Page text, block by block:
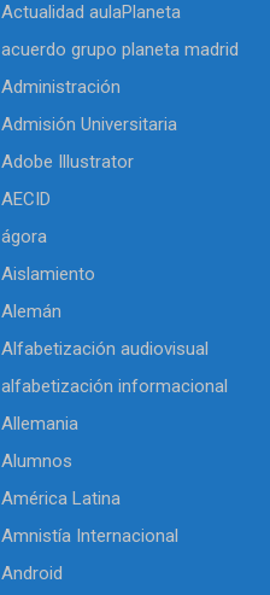
Actualidad aulaPlaneta
acuerdo grupo planeta madrid
Administración
Admisión Universitaria
Adobe Illustrator
AECID
ágora
Aislamiento
Alemán
Alfabetización audiovisual
alfabetización informacional
Allemania
Alumnos
América Latina
Amnistía Internacional
Android